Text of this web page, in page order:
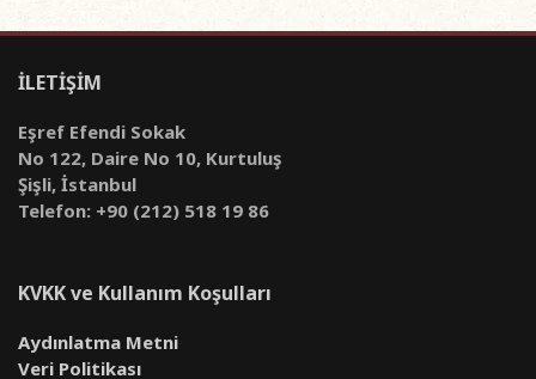
İLETİŞİM
Eşref Efendi Sokak
No 122, Daire No 10, Kurtuluş
Şişli, İstanbul
Telefon: +90 (212) 518 19 86
KVKK ve Kullanım Koşulları
Aydınlatma Metni
Veri Politikası